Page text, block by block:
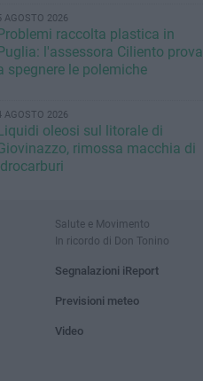
AGOSTO 2026
raccolta plastica in
l'assessora Ciliento prova
spegnere le polemiche
AGOSTO 2026
oleosi sul litorale di
rimossa macchia di
Salute e Movimento
In ricordo di Don Tonino
Segnalazioni iReport
Previsioni meteo
Video